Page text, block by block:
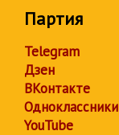
Партия
Telegram
Дзен
ВКонтакте
Одноклассники
YouTube